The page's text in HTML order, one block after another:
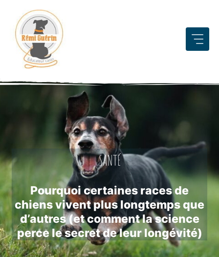
contenu
SANTÉ
Pourquoi certaines races de
chiens vivent plus longtemps que
d’autres (et comment la science
perce le secret de leur longévité)